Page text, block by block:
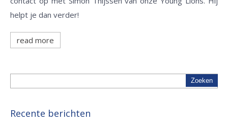
helpt je dan verder!
read more
Recente berichten